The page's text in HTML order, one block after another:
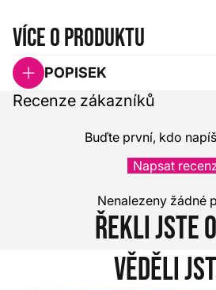
Více o produktu
POPISEK
Recenze zákazníků
Buďte první, kdo
Napsat
Nenalezeny žádné
Řekli jste
Věděli